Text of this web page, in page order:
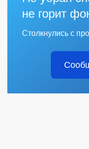
не горит
Столкнулись с